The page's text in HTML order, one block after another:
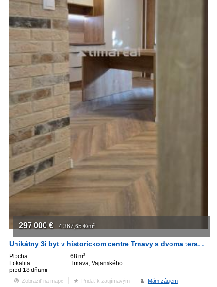
Unikátny 3i byt v historickom centre Trnavy s dvoma terasami (39 m²)
Plocha: 68 m2
Lokalita:
Trnava, Vajanského
pred 18 dňami
297 000 € 4 367,65 €/m2
Zobraziť na mape Pridať k zaujímavým Mám záujem